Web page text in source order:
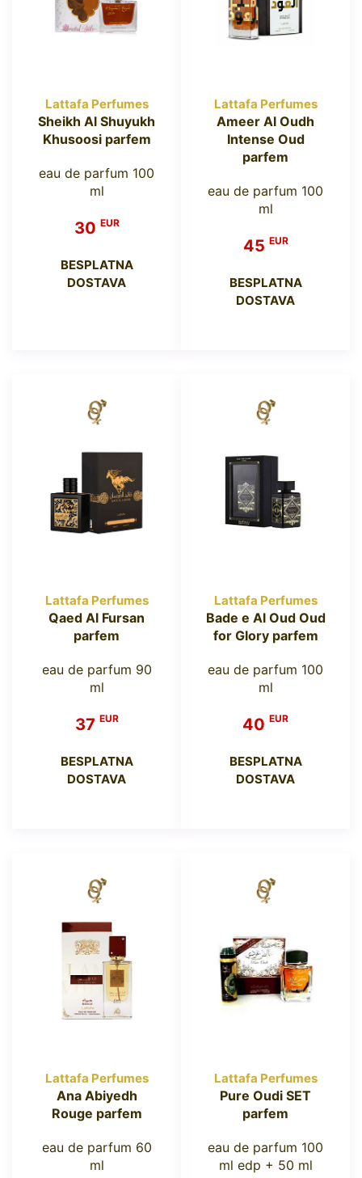
Lattafa Perfumes
Sheikh Al Shuyukh
Khusoosi parfem
eau de parfum 100
ml
30 EUR
BESPLATNA
DOSTAVA
Lattafa Perfumes
Ameer Al Oudh
Intense Oud
parfem
eau de parfum 100
ml
45 EUR
BESPLATNA
DOSTAVA
Lattafa Perfumes
Qaed Al Fursan
parfem
eau de parfum 90
ml
37 EUR
BESPLATNA
DOSTAVA
Lattafa Perfumes
Bade e Al Oud Oud
for Glory parfem
eau de parfum 100
ml
40 EUR
BESPLATNA
DOSTAVA
Lattafa Perfumes
Ana Abiyedh
Rouge parfem
eau de parfum 60
ml
Lattafa Perfumes
Pure Oudi SET
parfem
eau de parfum 100
ml edp + 50 ml